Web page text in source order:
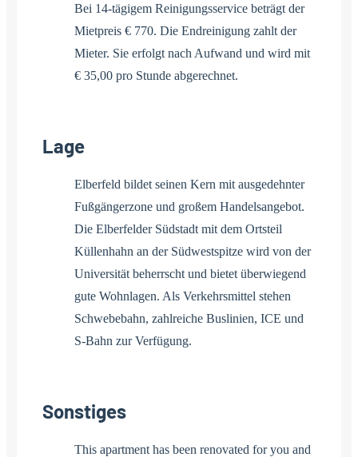
Bei 14-tägigem Reinigungsservice beträgt der
Mietpreis € 770. Die Endreinigung zahlt der
Mieter. Sie erfolgt nach Aufwand und wird mit
€ 35,00 pro Stunde abgerechnet.
Lage
Elberfeld bildet seinen Kern mit ausgedehnter
Fußgängerzone und großem Handelsangebot.
Die Elberfelder Südstadt mit dem Ortsteil
Küllenhahn an der Südwestspitze wird von der
Universität beherrscht und bietet überwiegend
gute Wohnlagen. Als Verkehrsmittel stehen
Schwebebahn, zahlreiche Buslinien, ICE und
S-Bahn zur Verfügung.
Sonstiges
This apartment has been renovated for you and